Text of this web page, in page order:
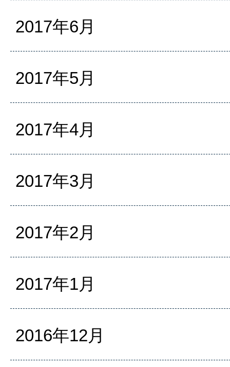
2017年6月
2017年5月
2017年4月
2017年3月
2017年2月
2017年1月
2016年12月